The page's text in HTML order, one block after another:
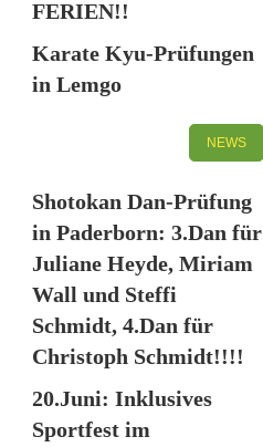
FERIEN!!
Karate Kyu-Prüfungen
in Lemgo
NEWS
Shotokan Dan-Prüfung
in Paderborn: 3.Dan für
Juliane Heyde, Miriam
Wall und Steffi
Schmidt, 4.Dan für
Christoph Schmidt!!!!
20.Juni: Inklusives
Sportfest im